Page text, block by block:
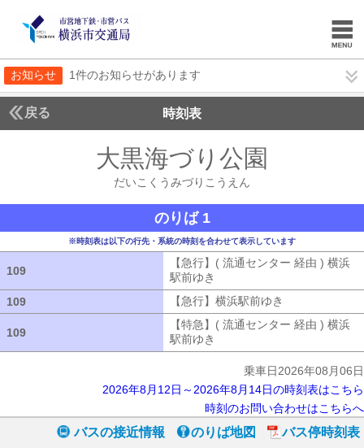
お知らせ 1件のお知らせがあります
戻る 時刻表
大黒海づり公園
だいこくうみづりこうえん
のりば 1
※時刻表は以下の行先・系統の時刻を合わせて表示しています
109
【急行】( 流通センター 経由 ) 横浜
駅前ゆき
109
【急行】横浜駅前ゆき
109
【特急】( 流通センター 経由 ) 横浜
駅前ゆき
乗車日2026年08月06日
2026年8月12日～2026年8月14日の時刻表はこちら
時刻のお問い合わせはこちらへ
バスの接近情報 のりば地図
バス停時刻表